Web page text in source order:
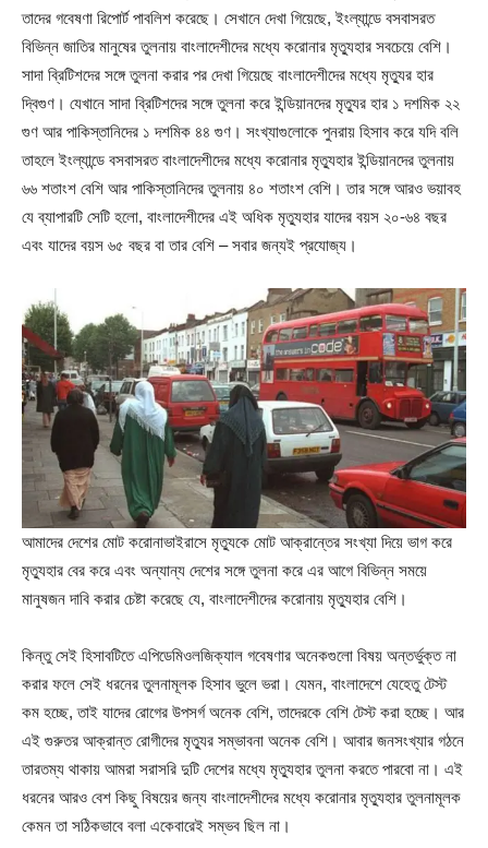
তাদের গবেষণা রিপোর্ট পাবলিশ করেছে। সেখানে দেখা গিয়েছে, ইংল্যান্ডে বসবাসরত
বিভিন্ন জাতির মানুষের তুলনায় বাংলাদেশীদের মধ্যে করোনার মৃত্যুহার সবচেয়ে বেশি।
সাদা ব্রিটিশদের সঙ্গে তুলনা করার পর দেখা গিয়েছে বাংলাদেশীদের মধ্যে মৃত্যুর হার
দ্বিগুণ। যেখানে সাদা ব্রিটিশদের সঙ্গে তুলনা করে ইন্ডিয়ানদের মৃত্যুর হার ১ দশমিক ২২
গুণ আর পাকিস্তানিদের ১ দশমিক ৪৪ গুণ। সংখ্যাগুলোকে পুনরায় হিসাব করে যদি বলি
তাহলে ইংল্যান্ডে বসবাসরত বাংলাদেশীদের মধ্যে করোনার মৃত্যুহার ইন্ডিয়ানদের তুলনায়
৬৬ শতাংশ বেশি আর পাকিস্তানিদের তুলনায় ৪০ শতাংশ বেশি। তার সঙ্গে আরও ভয়াবহ
যে ব্যাপারটি সেটি হলো, বাংলাদেশীদের এই অধিক মৃত্যুহার যাদের বয়স ২০-৬৪ বছর
এবং যাদের বয়স ৬৫ বছর বা তার বেশি – সবার জন্যই প্রযোজ্য।
আমাদের দেশের মোট করোনাভাইরাসে মৃত্যুকে মোট আক্রান্তের সংখ্যা দিয়ে ভাগ করে
মৃত্যুহার বের করে এবং অন্যান্য দেশের সঙ্গে তুলনা করে এর আগে বিভিন্ন সময়ে
মানুষজন দাবি করার চেষ্টা করেছে যে, বাংলাদেশীদের করোনায় মৃত্যুহার বেশি।
কিন্তু সেই হিসাবটিতে এপিডেমিওলজিক্যাল গবেষণার অনেকগুলো বিষয় অন্তর্ভুক্ত না
করার ফলে সেই ধরনের তুলনামূলক হিসাব ভুলে ভরা। যেমন, বাংলাদেশে যেহেতু টেস্ট
কম হচ্ছে, তাই যাদের রোগের উপসর্গ অনেক বেশি, তাদেরকে বেশি টেস্ট করা হচ্ছে। আর
এই গুরুতর আক্রান্ত রোগীদের মৃত্যুর সম্ভাবনা অনেক বেশি। আবার জনসংখ্যার গঠনে
তারতম্য থাকায় আমরা সরাসরি দুটি দেশের মধ্যে মৃত্যুহার তুলনা করতে পারবো না। এই
ধরনের আরও বেশ কিছু বিষয়ের জন্য বাংলাদেশীদের মধ্যে করোনার মৃত্যুহার তুলনামূলক
কেমন তা সঠিকভাবে বলা একেবারেই সম্ভব ছিল না।